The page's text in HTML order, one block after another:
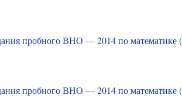
пробного ВНО — 2014 по математике
пробного ВНО — 2014 по математике